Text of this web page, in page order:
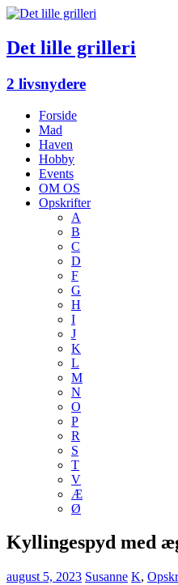
Det lille grilleri
2 livsnydere
Forside
Mad
Haven
Hobby
Events
OM OS
Opskrifter
A
B
C
D
F
G
H
I
J
K
L
M
N
O
P
R
S
T
V
Æ
Ø
Kyllingespyd med
august 5, 2023 Susanne K,